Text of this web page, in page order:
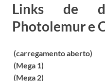
Links de
Photolemur e
(carregamento aberto)
(Mega 1)
(Mega 2)